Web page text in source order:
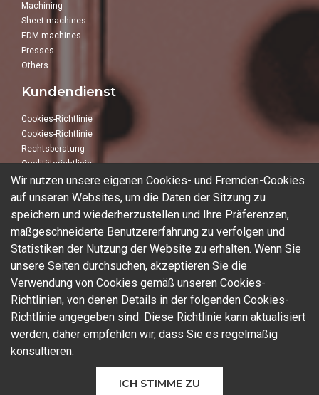
Machining
Sheet machines
EDM machines
Presses
Others
Kundendienst
Cookies-Richtlinie
Cookies-Richtlinie
Rechtsberatung
Qualitätsrichtlinie
Folge uns
In unseren sozialen Netzwerken:
Blog
Gebrauchte Maschinen
Additive Fertigung
Wir nutzen unsere eigenen Cookies- und Fremden-Cookies
auf unseren Websites, um die Daten der Sitzung zu
speichern und wiederherzustellen und Ihre Präferenzen,
maßgeschneiderte Benutzererfahrung zu verfolgen und
Statistiken der Nutzung der Website zu erhalten. Wenn Sie
unsere Seiten durchsuchen, akzeptieren Sie die
Verwendung von Cookies gemäß unseren Cookies-
Richtlinien, von denen Details in der folgenden Cookies-
Richtlinie angegeben sind. Diese Richtlinie kann aktualisiert
werden, daher empfehlen wir, dass Sie es regelmäßig
konsultieren.
ICH STIMME ZU